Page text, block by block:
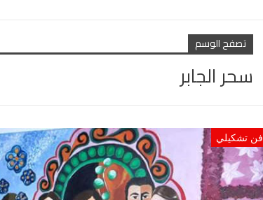
تصفح الوسم
سحر الجابر
فن تشكيلي